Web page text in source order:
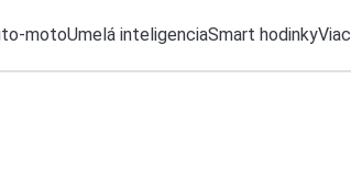
motoUmelá inteligenciaSmart hodinkyViac